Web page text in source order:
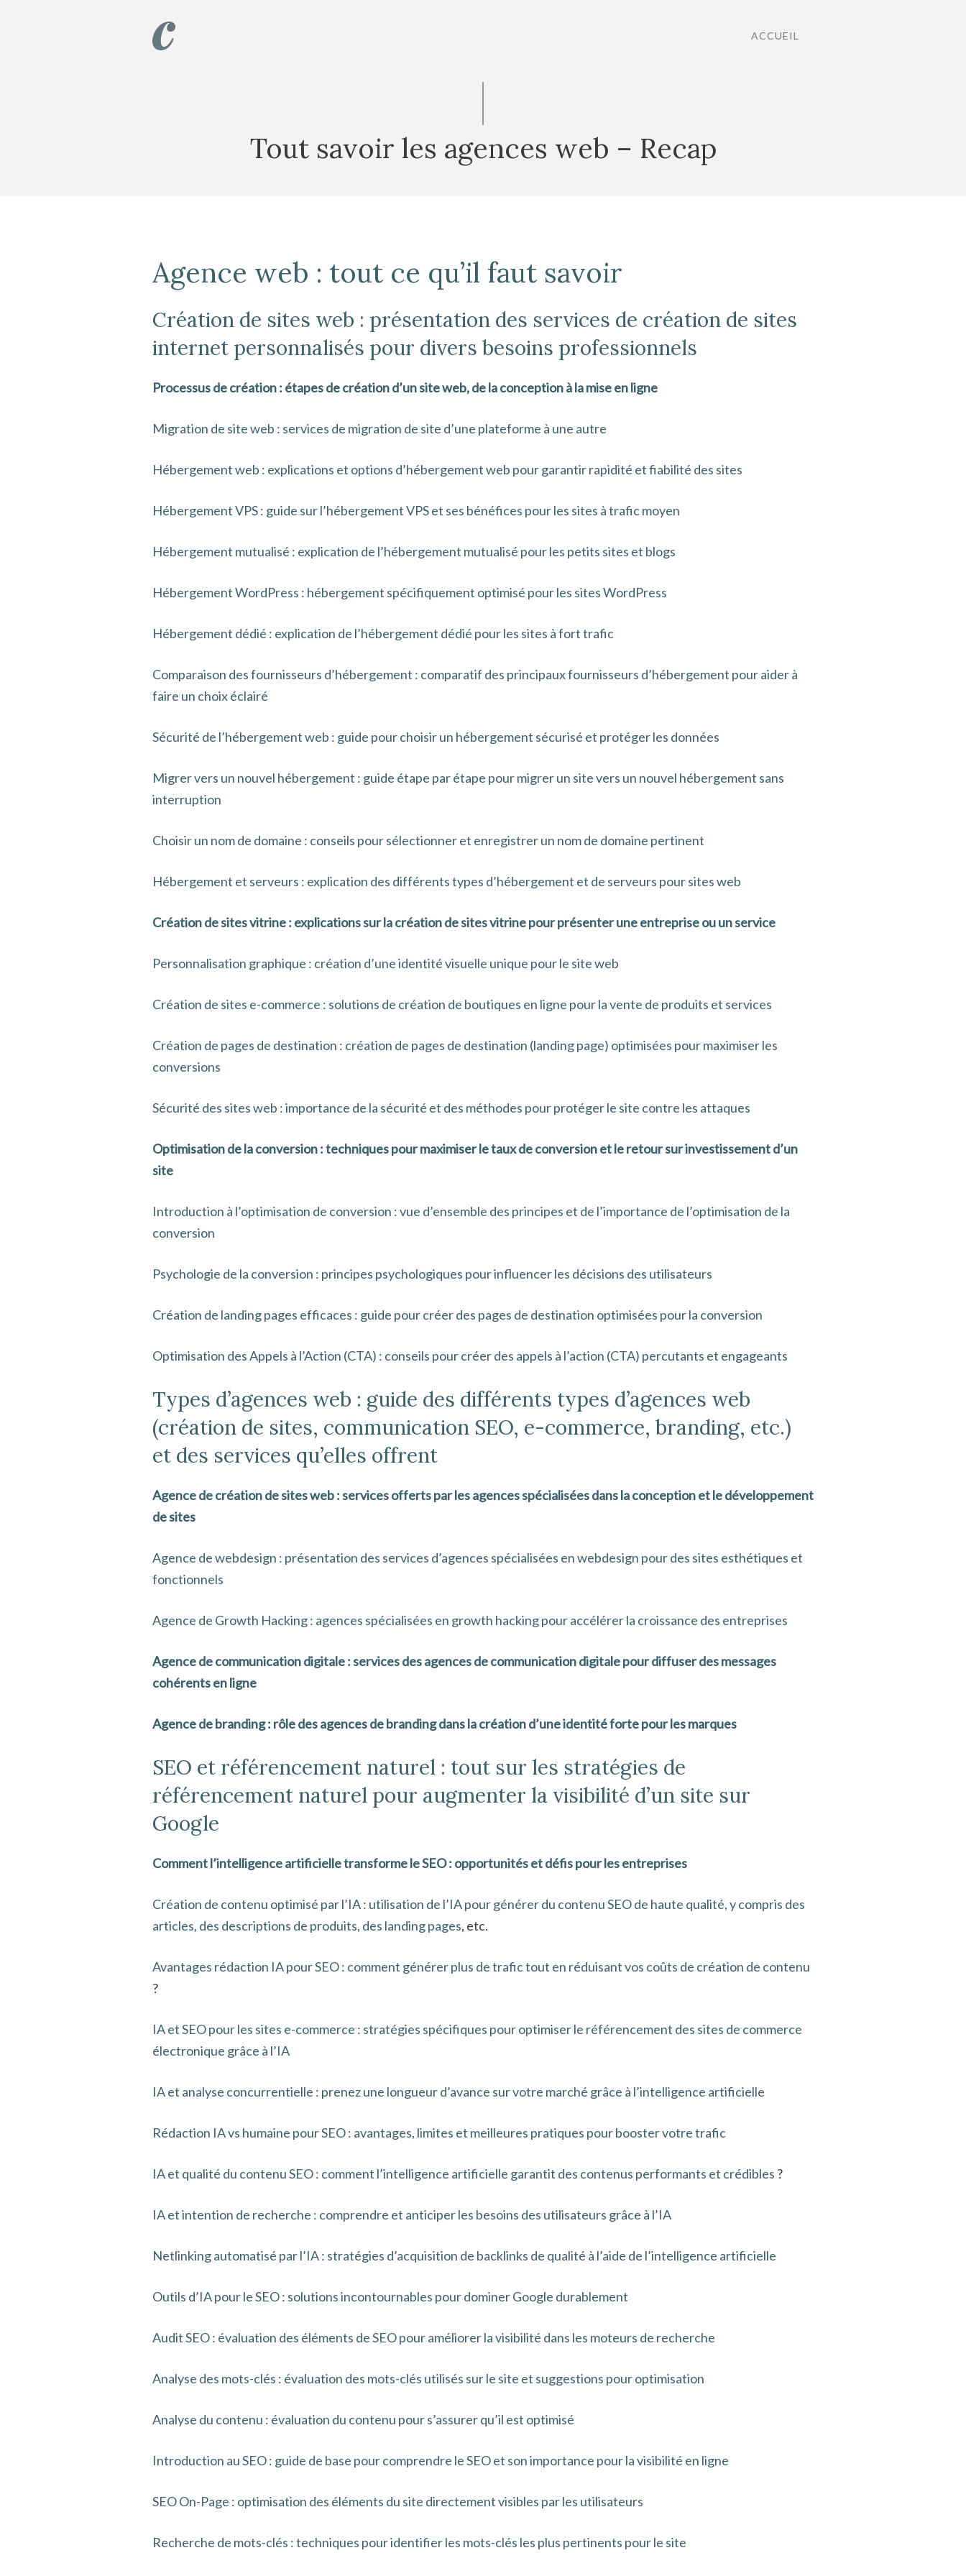
ACCUEIL
Tout savoir les agences web – Recap
Agence web : tout ce qu’il faut savoir
Création de sites web : présentation des services de création de sites
internet personnalisés pour divers besoins professionnels
Processus de création : étapes de création d’un site web, de la conception à la mise en ligne
Migration de site web : services de migration de site d’une plateforme à une autre
Hébergement web : explications et options d’hébergement web pour garantir rapidité et fiabilité des sites
Hébergement VPS : guide sur l’hébergement VPS et ses bénéfices pour les sites à trafic moyen
Hébergement mutualisé : explication de l’hébergement mutualisé pour les petits sites et blogs
Hébergement WordPress : hébergement spécifiquement optimisé pour les sites WordPress
Hébergement dédié : explication de l’hébergement dédié pour les sites à fort trafic
Comparaison des fournisseurs d’hébergement : comparatif des principaux fournisseurs d’hébergement pour aider à
faire un choix éclairé
Sécurité de l’hébergement web : guide pour choisir un hébergement sécurisé et protéger les données
Migrer vers un nouvel hébergement : guide étape par étape pour migrer un site vers un nouvel hébergement sans
interruption
Choisir un nom de domaine : conseils pour sélectionner et enregistrer un nom de domaine pertinent
Hébergement et serveurs : explication des différents types d’hébergement et de serveurs pour sites web
Création de sites vitrine : explications sur la création de sites vitrine pour présenter une entreprise ou un service
Personnalisation graphique : création d’une identité visuelle unique pour le site web
Création de sites e-commerce : solutions de création de boutiques en ligne pour la vente de produits et services
Création de pages de destination : création de pages de destination (landing page) optimisées pour maximiser les
conversions
Sécurité des sites web : importance de la sécurité et des méthodes pour protéger le site contre les attaques
Optimisation de la conversion : techniques pour maximiser le taux de conversion et le retour sur investissement d’un
site
Introduction à l’optimisation de conversion : vue d’ensemble des principes et de l’importance de l’optimisation de la
conversion
Psychologie de la conversion : principes psychologiques pour influencer les décisions des utilisateurs
Création de landing pages efficaces : guide pour créer des pages de destination optimisées pour la conversion
Optimisation des Appels à l’Action (CTA) : conseils pour créer des appels à l’action (CTA) percutants et engageants
Types d’agences web : guide des différents types d’agences web
(création de sites, communication SEO, e-commerce, branding, etc.)
et des services qu’elles offrent
Agence de création de sites web : services offerts par les agences spécialisées dans la conception et le développement
de sites
Agence de webdesign : présentation des services d’agences spécialisées en webdesign pour des sites esthétiques et
fonctionnels
Agence de Growth Hacking : agences spécialisées en growth hacking pour accélérer la croissance des entreprises
Agence de communication digitale : services des agences de communication digitale pour diffuser des messages
cohérents en ligne
Agence de branding : rôle des agences de branding dans la création d’une identité forte pour les marques
SEO et référencement naturel : tout sur les stratégies de
référencement naturel pour augmenter la visibilité d’un site sur
Google
Comment l’intelligence artificielle transforme le SEO : opportunités et défis pour les entreprises
Création de contenu optimisé par l’IA : utilisation de l’IA pour générer du contenu SEO de haute qualité, y compris des
articles, des descriptions de produits, des landing pages, etc.
Avantages rédaction IA pour SEO : comment générer plus de trafic tout en réduisant vos coûts de création de contenu
?
IA et SEO pour les sites e-commerce : stratégies spécifiques pour optimiser le référencement des sites de commerce
électronique grâce à l’IA
IA et analyse concurrentielle : prenez une longueur d’avance sur votre marché grâce à l’intelligence artificielle
Rédaction IA vs humaine pour SEO : avantages, limites et meilleures pratiques pour booster votre trafic
IA et qualité du contenu SEO : comment l’intelligence artificielle garantit des contenus performants et crédibles ?
IA et intention de recherche : comprendre et anticiper les besoins des utilisateurs grâce à l’IA
Netlinking automatisé par l’IA : stratégies d’acquisition de backlinks de qualité à l’aide de l’intelligence artificielle
Outils d’IA pour le SEO : solutions incontournables pour dominer Google durablement
Audit SEO : évaluation des éléments de SEO pour améliorer la visibilité dans les moteurs de recherche
Analyse des mots-clés : évaluation des mots-clés utilisés sur le site et suggestions pour optimisation
Analyse du contenu : évaluation du contenu pour s’assurer qu’il est optimisé
Introduction au SEO : guide de base pour comprendre le SEO et son importance pour la visibilité en ligne
SEO On-Page : optimisation des éléments du site directement visibles par les utilisateurs
Recherche de mots-clés : techniques pour identifier les mots-clés les plus pertinents pour le site